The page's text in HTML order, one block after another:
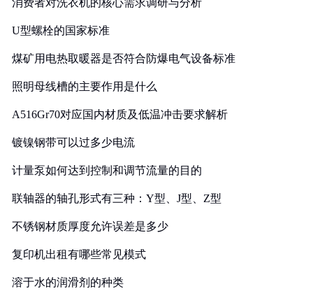
消费者对洗衣机的核心需求调研与分析
U型螺栓的国家标准
煤矿用电热取暖器是否符合防爆电气设备标准
照明母线槽的主要作用是什么
A516Gr70对应国内材质及低温冲击要求解析
镀镍钢带可以过多少电流
计量泵如何达到控制和调节流量的目的
联轴器的轴孔形式有三种：Y型、J型、Z型
不锈钢材质厚度允许误差是多少
复印机出租有哪些常见模式
溶于水的润滑剂的种类